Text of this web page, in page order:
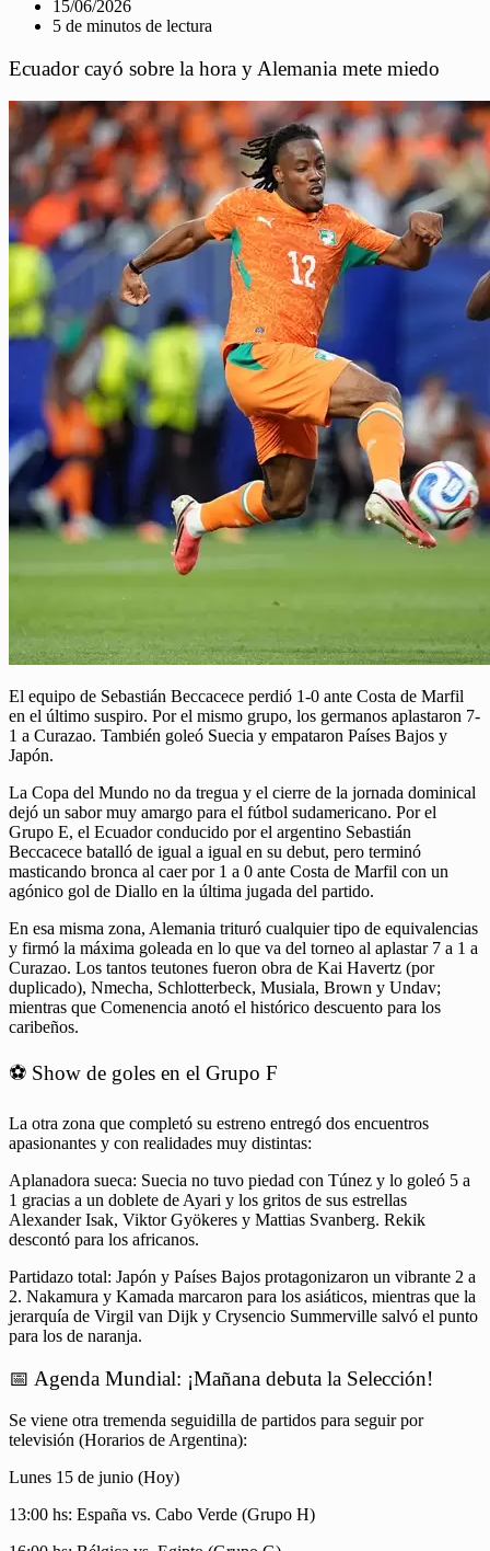
15/06/2026
5 de minutos de lectura
Ecuador cayó sobre la hora y Alemania mete miedo
El equipo de Sebastián Beccacece perdió 1-0 ante Costa de Marfil
en el último suspiro. Por el mismo grupo, los germanos aplastaron 7-
1 a Curazao. También goleó Suecia y empataron Países Bajos y
Japón.
La Copa del Mundo no da tregua y el cierre de la jornada dominical
dejó un sabor muy amargo para el fútbol sudamericano. Por el
Grupo E, el Ecuador conducido por el argentino Sebastián
Beccacece batalló de igual a igual en su debut, pero terminó
masticando bronca al caer por 1 a 0 ante Costa de Marfil con un
agónico gol de Diallo en la última jugada del partido.
En esa misma zona, Alemania trituró cualquier tipo de equivalencias
y firmó la máxima goleada en lo que va del torneo al aplastar 7 a 1 a
Curazao. Los tantos teutones fueron obra de Kai Havertz (por
duplicado), Nmecha, Schlotterbeck, Musiala, Brown y Undav;
mientras que Comenencia anotó el histórico descuento para los
caribeños.
⚽ Show de goles en el Grupo F
La otra zona que completó su estreno entregó dos encuentros
apasionantes y con realidades muy distintas:
Aplanadora sueca: Suecia no tuvo piedad con Túnez y lo goleó 5 a
1 gracias a un doblete de Ayari y los gritos de sus estrellas
Alexander Isak, Viktor Gyökeres y Mattias Svanberg. Rekik
descontó para los africanos.
Partidazo total: Japón y Países Bajos protagonizaron un vibrante 2 a
2. Nakamura y Kamada marcaron para los asiáticos, mientras que la
jerarquía de Virgil van Dijk y Crysencio Summerville salvó el punto
para los de naranja.
📅 Agenda Mundial: ¡Mañana debuta la Selección!
Se viene otra tremenda seguidilla de partidos para seguir por
televisión (Horarios de Argentina):
Lunes 15 de junio (Hoy)
13:00 hs: España vs. Cabo Verde (Grupo H)